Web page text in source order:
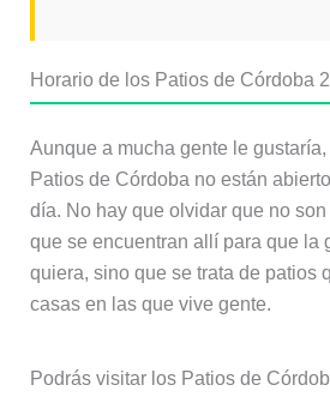
Horario de los Patios de Córdoba
Aunque a mucha gente le
Patios de Córdoba no están
día. No hay que olvidar que no
que se encuentran allí para que la
quiera, sino que se trata de patios
casas en las que vive gente.
Podrás visitar los Patios de